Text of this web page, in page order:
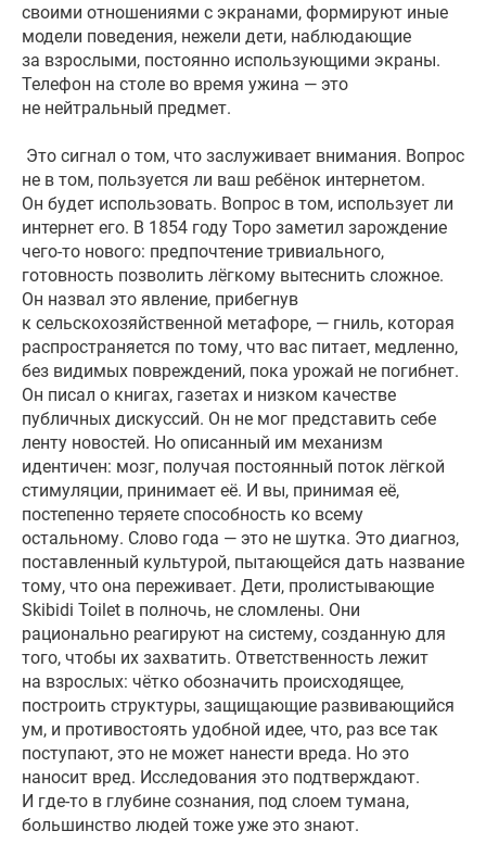
своими отношениями с экранами, формируют иные
модели поведения, нежели дети, наблюдающие
за взрослыми, постоянно использующими экраны.
Телефон на столе во время ужина — это
не нейтральный предмет.
Это сигнал о том, что заслуживает внимания. Вопрос
не в том, пользуется ли ваш ребёнок интернетом.
Он будет использовать. Вопрос в том, использует ли
интернет его. В 1854 году Торо заметил зарождение
чего-то нового: предпочтение тривиального,
готовность позволить лёгкому вытеснить сложное.
Он назвал это явление, прибегнув
к сельскохозяйственной метафоре, — гниль, которая
распространяется по тому, что вас питает, медленно,
без видимых повреждений, пока урожай не погибнет.
Он писал о книгах, газетах и низком качестве
публичных дискуссий. Он не мог представить себе
ленту новостей. Но описанный им механизм
идентичен: мозг, получая постоянный поток лёгкой
стимуляции, принимает её. И вы, принимая её,
постепенно теряете способность ко всему
остальному. Слово года — это не шутка. Это диагноз,
поставленный культурой, пытающейся дать название
тому, что она переживает. Дети, пролистывающие
Skibidi Toilet в полночь, не сломлены. Они
рационально реагируют на систему, созданную для
того, чтобы их захватить. Ответственность лежит
на взрослых: чётко обозначить происходящее,
построить структуры, защищающие развивающийся
ум, и противостоять удобной идее, что, раз все так
поступают, это не может нанести вреда. Но это
наносит вред. Исследования это подтверждают.
И где-то в глубине сознания, под слоем тумана,
большинство людей тоже уже это знают.